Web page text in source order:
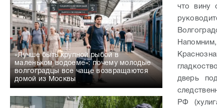
«Лучше быть крупной рыбой в
маленьком водоеме»: почему молодые
волгоградцы все чаще возвращаются
домой из Москвы
что вину
дверь
РФ